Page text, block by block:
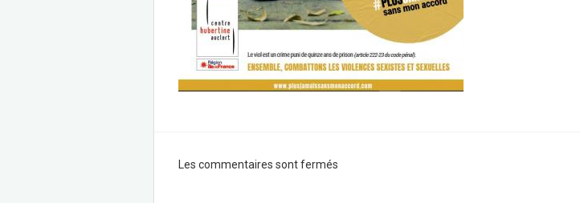
Les commentaires sont fermés